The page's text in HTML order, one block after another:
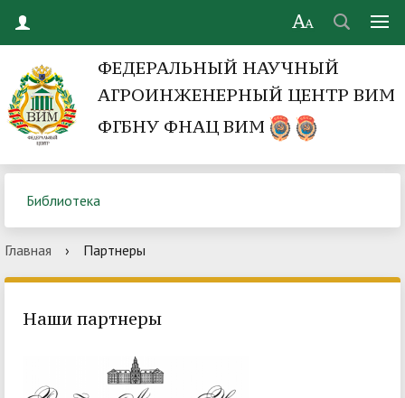
ФЕДЕРАЛЬНЫЙ НАУЧНЫЙ
АГРОИНЖЕНЕРНЫЙ ЦЕНТР ВИМ
ФГБНУ ФНАЦ ВИМ
Библиотека
Главная › Партнеры
Наши партнеры